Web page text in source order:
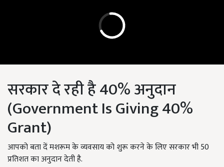
सरकार दे रही है 40% अनुदान
(Government Is Giving 40%
Grant)
आपको बता दें मशरूम के व्यवसाय को शुरू करने के लिए सरकार भी 50
प्रतिशत का अनुदान देती है.